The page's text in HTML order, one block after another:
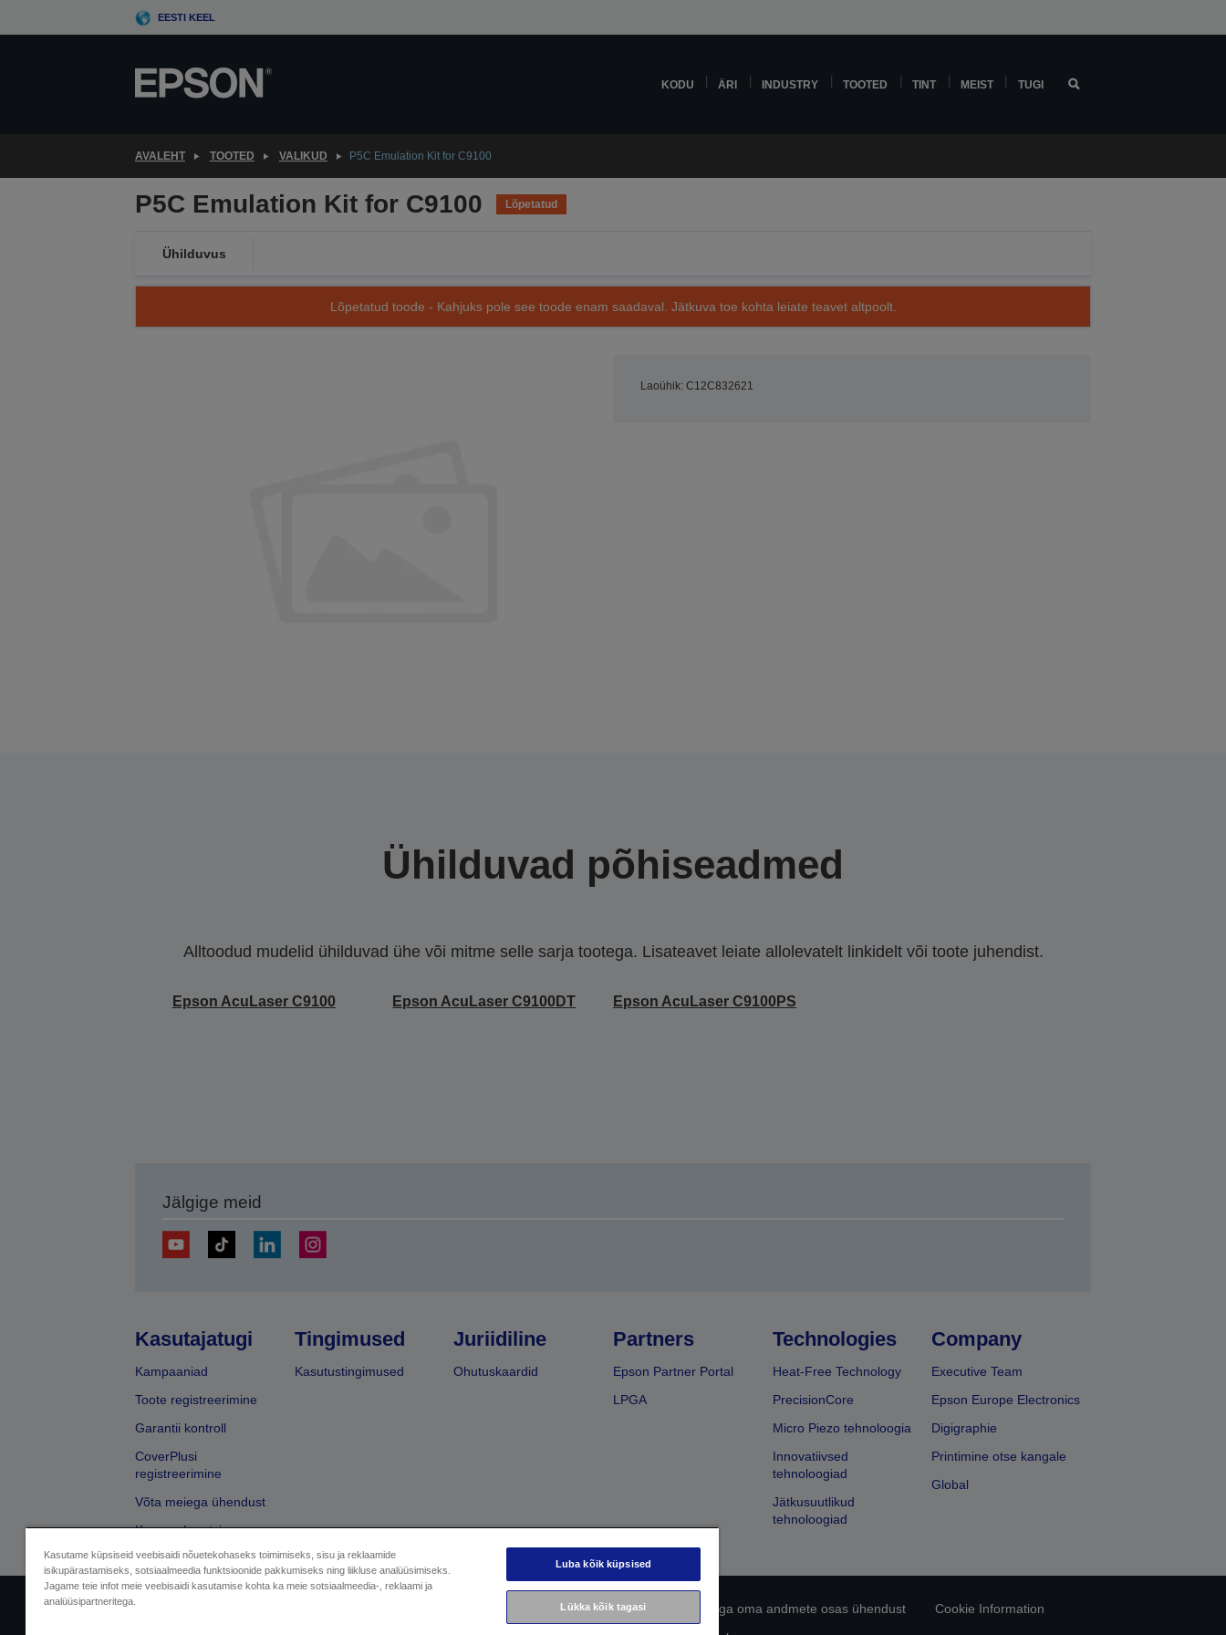
to
EESTI KEEL
KODU ÄRI INDUSTRY TOOTED TINT MEIST TUGI
AVALEHT TOOTED VALIKUD P5C Emulation Kit for C9100
P5C Emulation Kit for C9100 Lõpetatud
Ühilduvus
Lõpetatud toode - Kahjuks pole see toode enam saadaval. Jätkuva toe kohta leiate teavet altpoolt.
Laoühik: C12C832621
Ühilduvad põhiseadmed
Alltoodud mudelid ühilduvad ühe või mitme selle sarja tootega. Lisateavet leiate allolevatelt linkidelt või toote juhendist.
Epson AcuLaser C9100 Epson AcuLaser C9100DT Epson AcuLaser C9100PS
Jälgige meid
Kasutajatugi
Kampaaniad
Toote registreerimine
Garantii kontroll
CoverPlusi
registreerimine
Võta meiega ühendust
Kaupmehe otsing
Tingimused
Kasutustingimused
Juriidiline
Ohutuskaardid
Partners
Epson Partner Portal
LPGA
Technologies
Heat-Free Technology
PrecisionCore
Micro Piezo tehnoloogia
Innovatiivsed
tehnoloogiad
Jätkusuutlikud
tehnoloogiad
Company
Executive Team
Epson Europe Electronics
Digigraphie
Printimine otse kangale
Global
EU Data Act Compliance Võtke meiega oma andmete osas ühendust
Cookie Information
Kasutame küpsiseid veebisaidi nõuetekohaseks toimimiseks, sisu ja reklaamide
isikupärastamiseks, sotsiaalmeedia funktsioonide pakkumiseks ning liikluse analüüsimiseks.
Jagame teie infot meie veebisaidi kasutamise kohta ka meie sotsiaalmeedia-, reklaami ja
analüüsipartneritega.
Luba kõik küpsised
Lükka kõik tagasi